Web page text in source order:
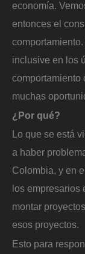
economía.
entonces el
inclusive en los
comportamiento
muchas
¿Por qué?
Lo que se está
a haber
Colombia, y en
los empresarios
montar
esos proyectos.
Esto para